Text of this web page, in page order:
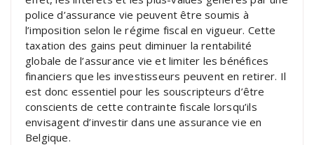
police d’assurance vie peuvent être soumis à
l’imposition selon le régime fiscal en vigueur. Cette
taxation des gains peut diminuer la rentabilité
globale de l’assurance vie et limiter les bénéfices
financiers que les investisseurs peuvent en retirer. Il
est donc essentiel pour les souscripteurs d’être
conscients de cette contrainte fiscale lorsqu’ils
envisagent d’investir dans une assurance vie en
Belgique.